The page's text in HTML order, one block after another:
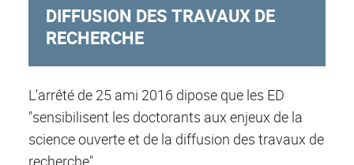
DIFFUSION DES TRAVAUX DE
RECHERCHE
L'arrêté de 25 ami 2016 dipose que les ED
"sensibilisent les doctorants aux enjeux de la
science ouverte et de la diffusion des travaux de